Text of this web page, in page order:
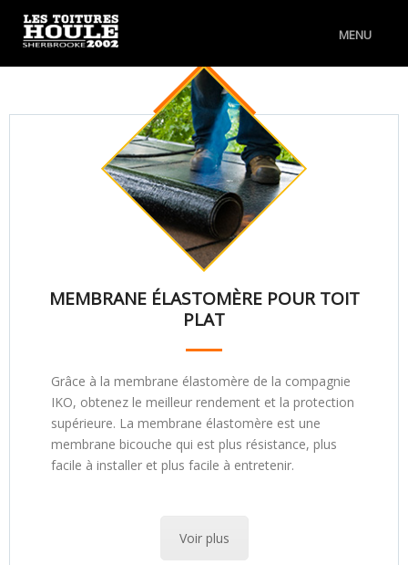
MENU
RÉALISATIONS
MEMBRANE ÉLASTOMÈRE POUR TOIT
PLAT
Grâce à la membrane élastomère de la compagnie
IKO, obtenez le meilleur rendement et la protection
supérieure. La membrane élastomère est une
membrane bicouche qui est plus résistance, plus
facile à installer et plus facile à entretenir.
Voir plus